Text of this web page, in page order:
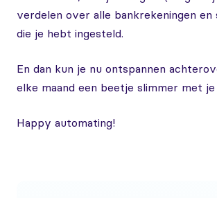
verdelen over alle bankrekeningen
die je hebt ingesteld.
En dan kun je nu ontspannen
elke maand een beetje slimmer met je
Happy automating!